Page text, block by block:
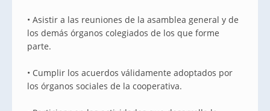
• Asistir a las reuniones de la asamblea general y de
los demás órganos colegiados de los que forme
parte.
• Cumplir los acuerdos válidamente adoptados por
los órganos sociales de la cooperativa.